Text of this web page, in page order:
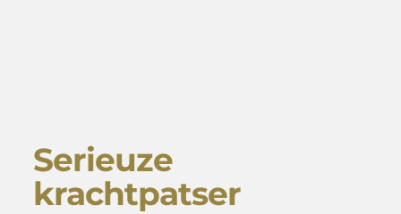
Serieuze
krachtpatser